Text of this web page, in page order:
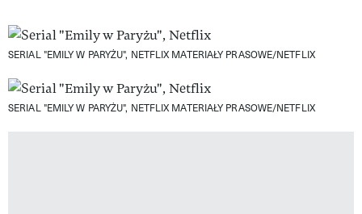
SERIAL "EMILY W PARYŻU", NETFLIX MATERIAŁY PRASOWE/NETFLIX
SERIAL "EMILY W PARYŻU", NETFLIX MATERIAŁY PRASOWE/NETFLIX